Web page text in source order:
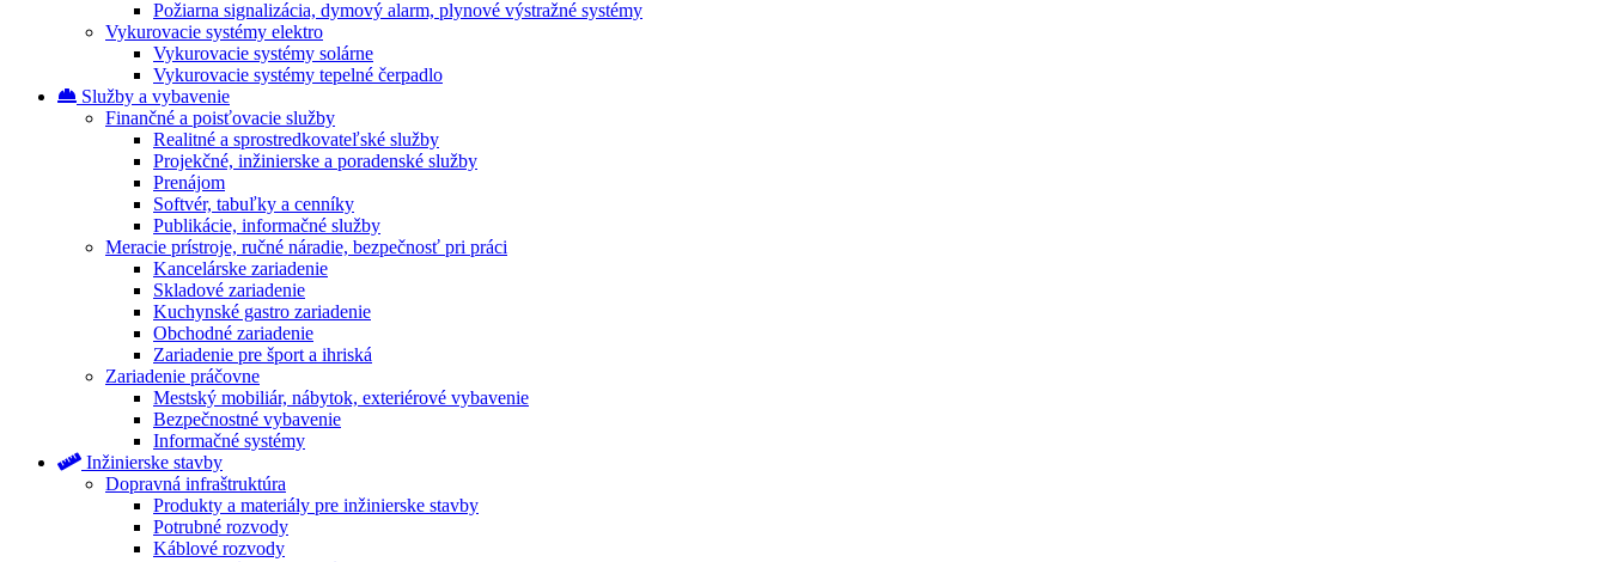
Požiarna signalizácia, dymový alarm, plynové výstražné systémy
Vykurovacie systémy elektro
Vykurovacie systémy solárne
Vykurovacie systémy tepelné čerpadlo
Služby a vybavenie
Finančné a poisťovacie služby
Realitné a sprostredkovateľské služby
Projekčné, inžinierske a poradenské služby
Prenájom
Softvér, tabuľky a cenníky
Publikácie, informačné služby
Meracie prístroje, ručné náradie, bezpečnosť pri práci
Kancelárske zariadenie
Skladové zariadenie
Kuchynské gastro zariadenie
Obchodné zariadenie
Zariadenie pre šport a ihriská
Zariadenie práčovne
Mestský mobiliár, nábytok, exteriérové vybavenie
Bezpečnostné vybavenie
Informačné systémy
Inžinierske stavby
Dopravná infraštruktúra
Produkty a materiály pre inžinierske stavby
Potrubné rozvody
Káblové rozvody